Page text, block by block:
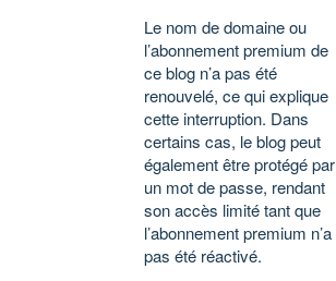
Le nom de domaine ou
l’abonnement premium de
ce blog n’a pas été
renouvelé, ce qui explique
cette interruption. Dans
certains cas, le blog peut
également être protégé par
un mot de passe, rendant
son accès limité tant que
l’abonnement premium n’a
pas été réactivé.